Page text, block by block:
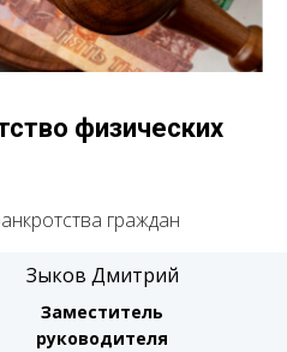
физических
граждан
Зыков Дмитрий
Заместитель
руководителя